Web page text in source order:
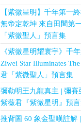
【紫微星明】千年第一
無帝定乾坤 來自田間第
「紫微聖人」預言集
《紫微星明耀寰宇》千
Ziwei Star Illuminates
君「紫微聖人」預言集
彌勒明王九龍真主 | 彌賽
紫薇君『紫微星明』預言
推背圖 60 象金聖嘆註解